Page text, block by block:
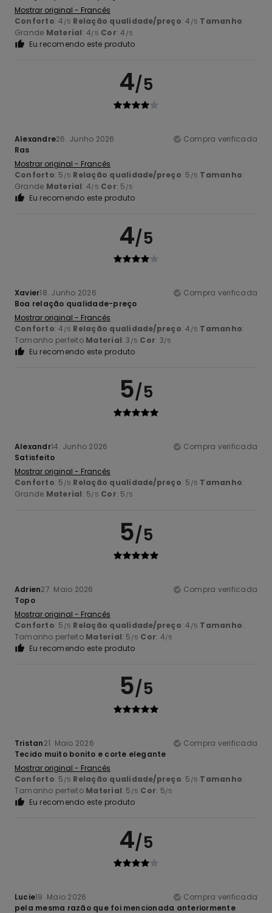
Mostrar original - Francês
Conforto: 4 /5 Relação qualidade/preço: 4 /5 Tamanho:
Grande Material: 4/5 Cor: 4 /5
Eu recomendo este produto
4/5
Alexandre26. Junho 2026
Compra verificada
Ras
Mostrar original - Francês
Conforto: 5 /5 Relação qualidade/preço: 5 /5 Tamanho:
Grande Material: 4/5 Cor: 5 /5
Eu recomendo este produto
4/5
Xavier18. Junho 2026
Compra verificada
Boa relação qualidade-preço
Mostrar original - Francês
Conforto: 4 /5 Relação qualidade/preço: 4 /5 Tamanho:
Tamanho perfeito Material: 3 /5 Cor: 3/5
Eu recomendo este produto
5/5
Alexandr14. Junho 2026
Compra verificada
Satisfeito
Mostrar original - Francês
Conforto: 5 /5 Relação qualidade/preço: 5 /5 Tamanho:
Grande Material: 5/5 Cor: 5 /5
5/5
Adrien27. Maio 2026
Compra verificada
Topo
Mostrar original - Francês
Conforto: 5 /5 Relação qualidade/preço: 4 /5 Tamanho:
Tamanho perfeito Material: 5 /5 Cor: 4/5
Eu recomendo este produto
5/5
Tristan21. Maio 2026
Compra verificada
Tecido muito bonito e corte elegante
Mostrar original - Francês
Conforto: 5 /5 Relação qualidade/preço: 5 /5 Tamanho:
Tamanho perfeito Material: 5 /5 Cor: 5/5
Eu recomendo este produto
4/5
Lucie19. Maio 2026
Compra verificada
pela mesma razão que foi mencionada anteriormente